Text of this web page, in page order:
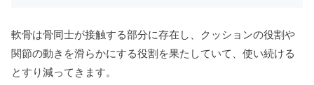
軟骨は骨同士が接触する部分に存在し、クッションの役割や
関節の動きを滑らかにする役割を果たしていて、使い続ける
とすり減ってきます。